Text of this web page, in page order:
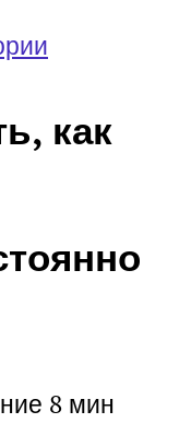
как
8 мин